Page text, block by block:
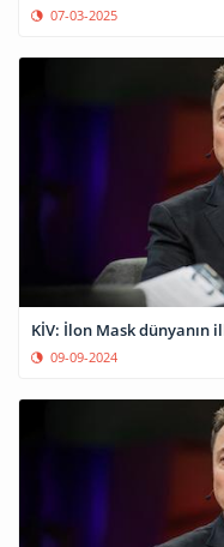
07-03-2025
KİV: İlon Mask
09-09-2024